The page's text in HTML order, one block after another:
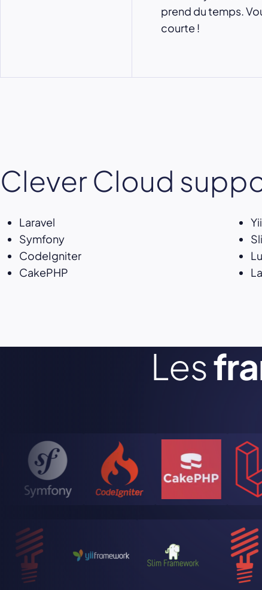
prend du temps.
courte !
Clever Cloud
Laravel
Symfony
CodeIgniter
CakePHP
Yii
Les